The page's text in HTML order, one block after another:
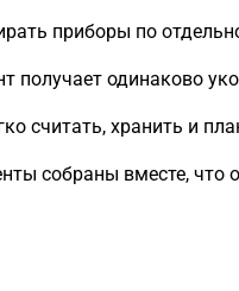
приборы по
получает одинаково
считать, хранить и
собраны вместе,